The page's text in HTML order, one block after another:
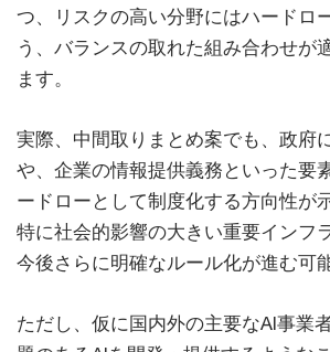
つ、リスクの高い分野にはハードロ
う、バランスの取れた組み合わせが
ます。
実際、中間取りまとめ案でも、政府
や、企業の情報提供義務といった要
ードローとして制度化する方向性が
特に社会的影響の大きい重要インフ
今後さらに明確なルール化が進む可
ただし、仮に国内外の主要なAI事業